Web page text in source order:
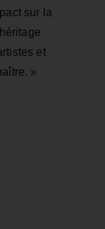
sur la
et
»